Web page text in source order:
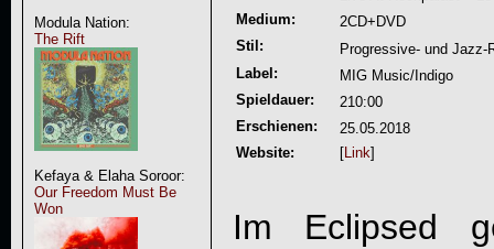
Modula Nation:
The Rift
Kefaya & Elaha Soroor:
Our Freedom Must Be
Won
Medium:
2CD+DVD
Stil:
Progressive- und Jazz-
Label:
MIG Music/Indigo
Spieldauer:
210:00
Erschienen:
25.05.2018
Website:
[Link]
Im Eclipsed